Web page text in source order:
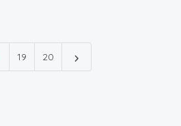
19 20